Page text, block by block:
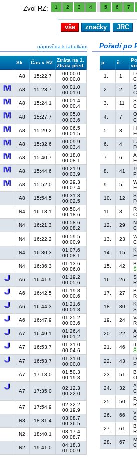
Zvol RZ: 1 2 3 4 5 6 7
vše značky JRC
nápověda k tabulkám
Sk. Čas v RZ
Ztráta na 1.
Ztráta před.
A8 15:22.7
00:00.0
00:00.0
A8 15:23.7
00:01.0
00:01.0
A8 15:24.1
00:01.4
00:00.4
A8 15:27.7
00:05.0
00:03.6
A8 15:29.2
00:06.5
00:01.5
A8 15:32.6
00:09.9
00:03.4
A8 15:40.7
00:18.0
00:08.1
A8 15:44.6
00:21.9
00:03.9
A8 15:52.0
00:29.3
00:07.4
A8 15:54.5
00:31.8
00:02.5
N4 16:13.1
00:50.4
00:18.6
N4 16:21.3
00:58.6
00:08.2
N4 16:22.2
00:59.5
00:00.9
N4 16:30.3
01:07.6
00:08.1
N4 16:36.3
01:13.6
00:06.0
A6 16:41.9
01:19.2
00:05.6
A6 16:42.5
01:19.8
00:00.6
A6 16:44.3
01:21.6
00:01.8
A6 16:47.9
01:25.2
00:03.6
A7 16:49.1
01:26.4
00:01.2
A7 16:53.7
01:31.0
00:04.6
A7 16:53.7
01:31.0
00:00.0
A7 17:13.0
01:50.3
00:19.3
A7 17:35.0
02:12.3
00:22.0
A7 17:54.9
02:32.2
00:19.9
N3 18:31.4
03:08.7
00:36.5
N2 18:40.1
03:17.4
00:08.7
N2 19:41.0
04:18.3
01:00.9
Pořadí po
p. č.
1.
1
2.
2
3.
11
4.
7
5.
3
6.
4
7.
6
8.
41
9.
5
10.
12
11.
8
12.
29
13.
23
14.
15
15.
42
16.
26
17.
27
18.
30
19.
24
20.
22
21.
46
22.
43
23.
51
24.
32
25.
50
26.
66
27.
61
28.
67